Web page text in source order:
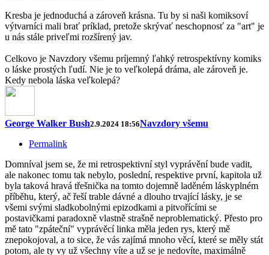
Kresba je jednoduchá a zároveň krásna. Tu by si naši komiksoví
výtvarníci mali brať príklad, pretože skrývať neschopnosť za "art" je
u nás stále priveľmi rozšírený jav.
Celkovo je Navzdory všemu príjemný ľahký retrospektívny komiks
o láske prostých ľudí. Nie je to veľkolepá dráma, ale zároveň je.
Kedy nebola láska veľkolepá?
George Walker Bush2.9.2024 18:56Navzdory všemu
Permalink
Domníval jsem se, že mi retrospektivní styl vyprávění bude vadit,
ale nakonec tomu tak nebylo, poslední, respektive první, kapitola už
byla taková hravá třešnička na tomto dojemně laděném láskyplném
příběhu, který, ač řeší trable dávné a dlouho trvající lásky, je se
všemi svými sladkobolnými epizodkami a pitvořícími se
postavičkami paradoxně vlastně strašně neproblematický. Přesto pro
mě tato "zpáteční" vyprávěcí linka měla jeden rys, který mě
znepokojoval, a to sice, že vás zajímá mnoho věcí, které se měly stát
potom, ale ty vy už všechny víte a už se je nedovíte, maximálně